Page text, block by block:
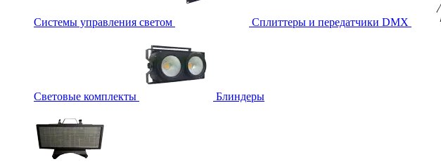
Системы управления светом Сплиттеры и передатчики DMX
Световые комплекты Блиндеры